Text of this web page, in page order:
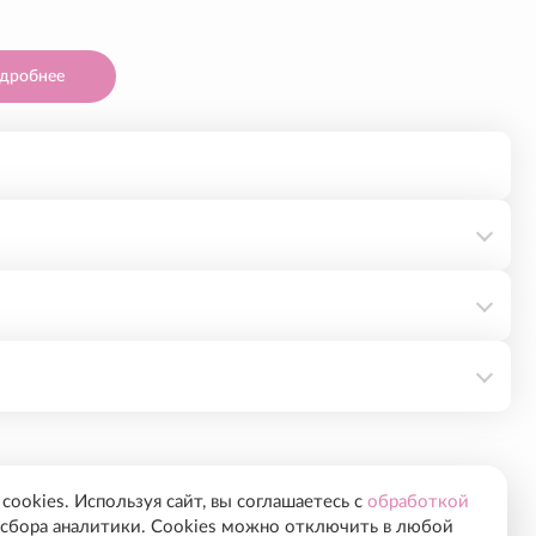
HYDROXYPROLINE, HYDROXYLYSINE.
B12), RIBOFLAVIN (ВИТАМИН B2), PYRIDOXINE
Используя сайт, вы соглашаетесь с обработкой
аналитики. Cookies можно отключить в любой